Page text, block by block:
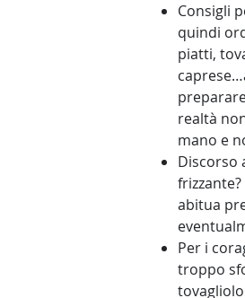
Consigli
quindi
piatti,
realtà
mano e
Discorso
abitua
Per i
troppo